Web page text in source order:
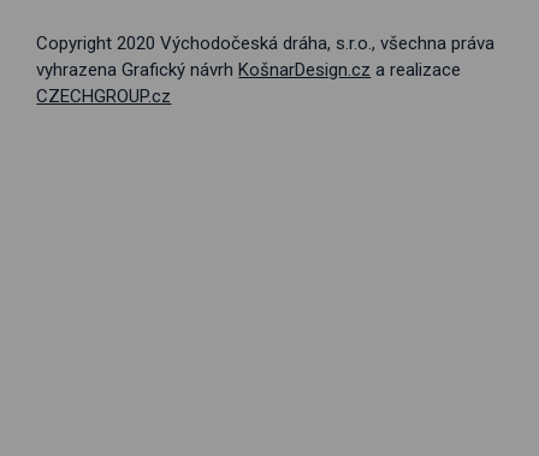
Copyright 2020 Východočeská dráha, s.r.o., všechna práva
vyhrazena Grafický návrhKošnarDesign.cz a realizace
CZECHGROUP.cz